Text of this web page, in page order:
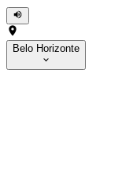
Belo Horizonte